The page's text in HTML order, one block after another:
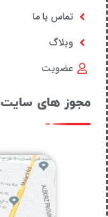
تماس با ما
وبلاگ
عضویت
مجوز های سایت